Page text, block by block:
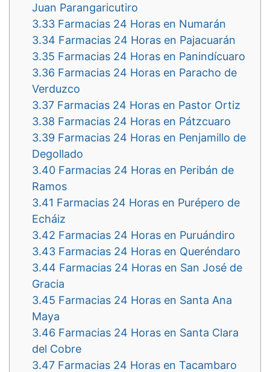
Juan Parangaricutiro
3.33 Farmacias 24 Horas en Numarán
3.34 Farmacias 24 Horas en Pajacuarán
3.35 Farmacias 24 Horas en Panindícuaro
3.36 Farmacias 24 Horas en Paracho de
Verduzco
3.37 Farmacias 24 Horas en Pastor Ortiz
3.38 Farmacias 24 Horas en Pátzcuaro
3.39 Farmacias 24 Horas en Penjamillo de
Degollado
3.40 Farmacias 24 Horas en Peribán de
Ramos
3.41 Farmacias 24 Horas en Purépero de
Echáiz
3.42 Farmacias 24 Horas en Puruándiro
3.43 Farmacias 24 Horas en Queréndaro
3.44 Farmacias 24 Horas en San José de
Gracia
3.45 Farmacias 24 Horas en Santa Ana
Maya
3.46 Farmacias 24 Horas en Santa Clara
del Cobre
3.47 Farmacias 24 Horas en Tacambaro